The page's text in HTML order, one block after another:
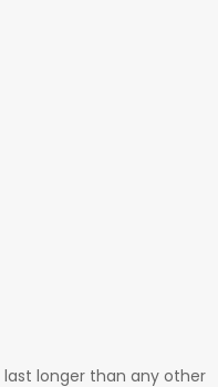
last longer than any other